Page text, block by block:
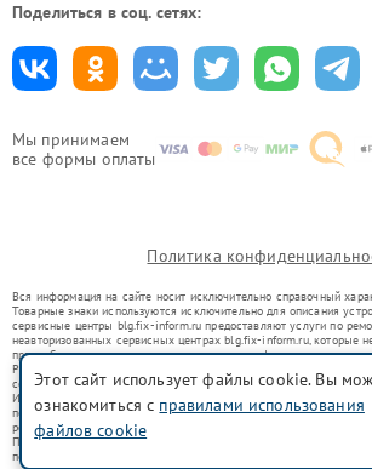
Мы принимаем
все формы оплаты
Поделиться в соц. сетях:
Политика
Вся информация на сайте носит исключительно справочный
Товарные знаки используются исключительно для описания
сервисные центры blg.fix-inform.ru предоставляют услуги по
неавторизованных сервисных центрах blg.fix-inform.ru, которые
правообладателями товарных знаков или их официальными
Ремонт осуществляется для устройств, уже введенных в
со статьей 1487 ГК РФ.
Использование товарных знаков не преследует цели
потребителей в заблуждение, а служит для информирования о
ремонту техники указанных брендов.
Представленная на сайте информация не является публичной
положениями Статьи 437(2) Гражданского кодекса РФ
Этот сайт использует файлы cookie. Вы
ознакомиться с правилами использования
файлов cookie